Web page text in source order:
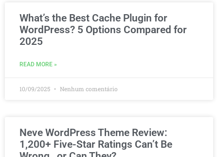
What’s the Best Cache Plugin for
WordPress? 5 Options Compared for
2025
READ MORE »
10/09/2025 Nenhum comentário
Neve WordPress Theme Review:
1,200+ Five-Star Ratings Can’t Be